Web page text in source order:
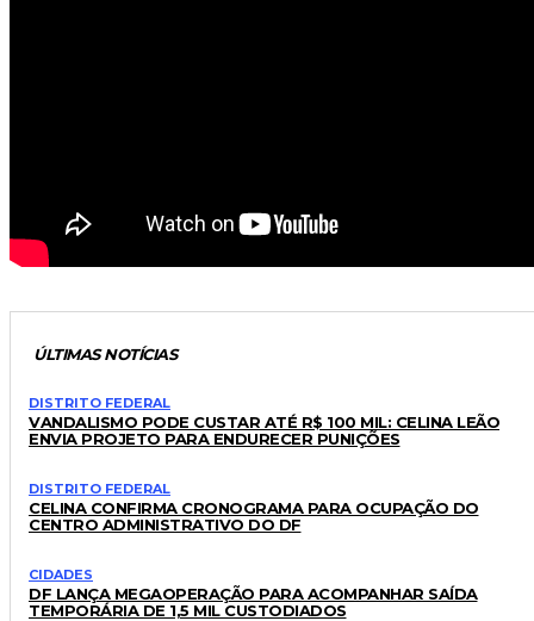
ÚLTIMAS NOTÍCIAS
DISTRITO FEDERAL
VANDALISMO PODE CUSTAR ATÉ R$ 100 MIL: CELINA LEÃO
ENVIA PROJETO PARA ENDURECER PUNIÇÕES
DISTRITO FEDERAL
CELINA CONFIRMA CRONOGRAMA PARA OCUPAÇÃO DO
CENTRO ADMINISTRATIVO DO DF
CIDADES
DF LANÇA MEGAOPERAÇÃO PARA ACOMPANHAR SAÍDA
TEMPORÁRIA DE 1,5 MIL CUSTODIADOS